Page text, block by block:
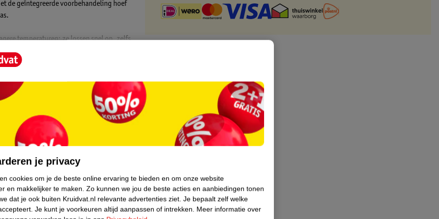
de geïntegreerde voorbehandeling hoef
temperaturen: ze lossen snel op, zelfs
tot 60% op de elektriciteitskosten
er bovenop om hardnekkige
je privacy
cookies om je de beste online ervaring te bieden en om onze website
en makkelijker te maken. Zo kunnen we jou de beste acties en aanbiedingen tonen
dat je ook buiten Kruidvat.nl relevante advertenties ziet. Je bepaalt zelf welke
Je kunt je voorkeuren altijd aanpassen of intrekken. Meer informatie over